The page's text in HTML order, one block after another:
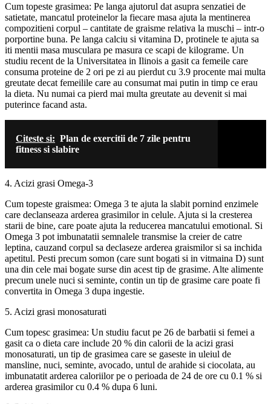
Cum topeste grasimea: Pe langa ajutorul dat asupra senzatiei de
satietate, mancatul proteinelor la fiecare masa ajuta la mentinerea
compozitieni corpul – cantitate de graisme relativa la muschi – intr-o
porportine buna. Pe langa calciu si vitamina D, protinele te ajuta sa
iti mentii masa musculara pe masura ce scapi de kilograme. Un
studiu recent de la Universitatea in Ilinois a gasit ca femeile care
consuma proteine de 2 ori pe zi au pierdut cu 3.9 procente mai multa
greutate decat femeilile care au consumat mai putin in timp ce erau
la dieta. Nu numai ca pierd mai multa greutate au devenit si mai
puterince facand asta.
Citeste si: Plan de exercitii de 7 zile pentru
fitness si slabire
4. Acizi grasi Omega-3
Cum topeste graismea: Omega 3 te ajuta la slabit pornind enzimele
care declanseaza arderea grasimilor in celule. Ajuta si la cresterea
starii de bine, care poate ajuta la reducerea mancatului emotional. Si
Omega 3 pot imbunatatii semnalele transmise la creier de catre
leptina, cauzand corpul sa declaseze arderea graismilor si sa inchida
apetitul. Pesti precum somon (care sunt bogati si in vitmaina D) sunt
una din cele mai bogate surse din acest tip de grasime. Alte alimente
precum unele nuci si seminte, contin un tip de grasime care poate fi
convertita in Omega 3 dupa ingestie.
5. Acizi grasi monosaturati
Cum topesc grasimea: Un studiu facut pe 26 de barbatii si femei a
gasit ca o dieta care include 20 % din calorii de la acizi grasi
monosaturati, un tip de grasimea care se gaseste in uleiul de
mansline, nuci, seminte, avocado, untul de arahide si ciocolata, au
imbunatatit arderea caloriilor pe o perioada de 24 de ore cu 0.1 % si
arderea grasimilor cu 0.4 % dupa 6 luni.